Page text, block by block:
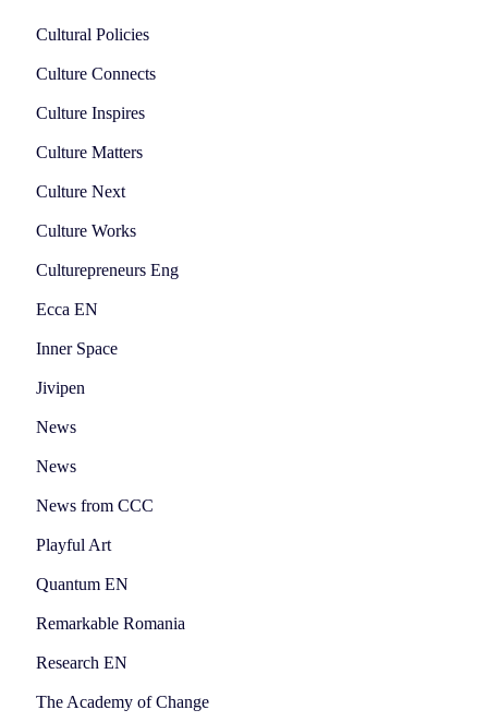
Cultural Policies
Culture Connects
Culture Inspires
Culture Matters
Culture Next
Culture Works
Culturepreneurs Eng
Ecca EN
Inner Space
Jivipen
News
News
News from CCC
Playful Art
Quantum EN
Remarkable Romania
Research EN
The Academy of Change